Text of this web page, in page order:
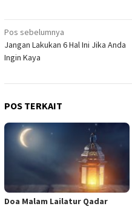
Navigasi
pos
Pos sebelumnya
Jangan Lakukan 6 Hal Ini Jika Anda
Ingin Kaya
POS TERKAIT
Doa Malam Lailatur Qadar